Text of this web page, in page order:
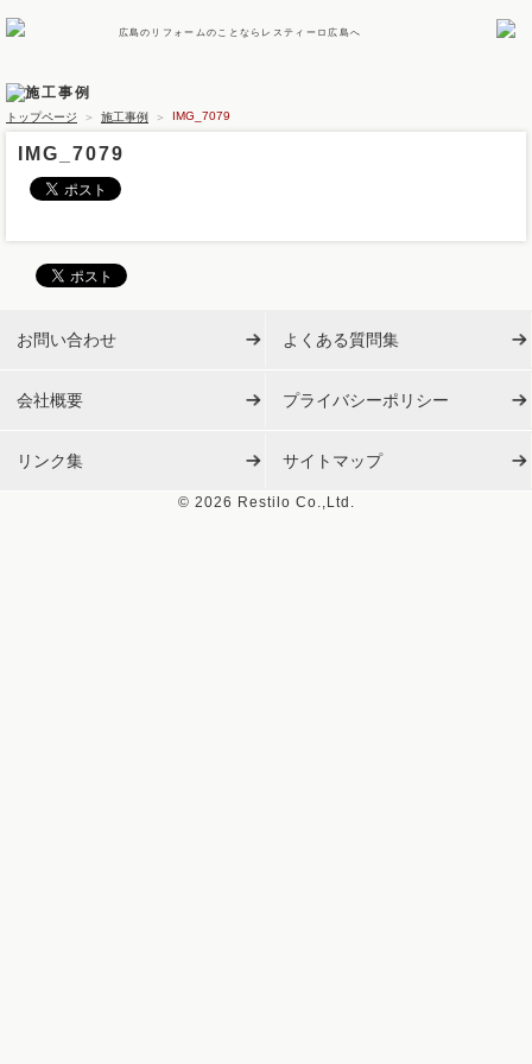
広島のリフォームのことならレスティーロ広島へ
トップページ ＞ 施工事例 ＞ IMG_7079
IMG_7079
お問い合わせ よくある質問集
会社概要 プライバシーポリシー
リンク集 サイトマップ
© 2026 Restilo Co.,Ltd.